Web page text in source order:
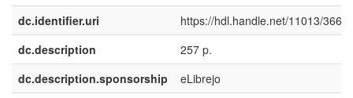
dc.identifier.uri
https://hdl.handle.net/11013/3667
dc.description
257 p.
dc.description.sponsorship
eLibrejo